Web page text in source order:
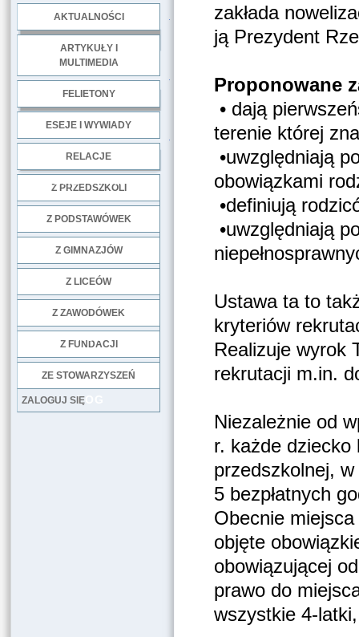
AKTUALNOŚCI
ARTYKUŁY I
MULTIMEDIA
FELIETONY
ESEJE I WYWIADY
RELACJE
Z PRZEDSZKOLI
Z PODSTAWÓWEK
Z GIMNAZJÓW
Z LICEÓW
Z ZAWODÓWEK
Z FUNDACJI
ZE STOWARZYSZEŃ
LOG
ZALOGUJ SIĘ
zakłada
ją Prezydent
Proponowane
• dają
terenie której
•uwzględniają
obowiązkami
•definiują
•uwzględniają
Ustawa ta to
kryteriów
Realizuje wyrok
rekrutacji m.in.
Niezależnie od
r. każde dziecko
przedszkolnej,
5 bezpłatnych
Obecnie
objęte
obowiązującej
prawo do
wszystkie 4-